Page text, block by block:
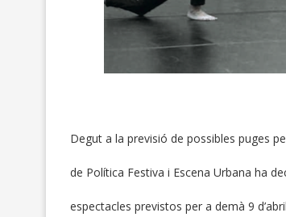
Degut a la previsió de possibles puges
de Política Festiva i Escena Urbana ha
espectacles previstos per a demà 9